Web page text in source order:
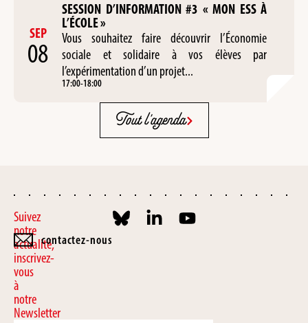
SEP
08
SESSION D’INFORMATION #3 « MON ESS À
L’ÉCOLE »
Vous souhaitez faire découvrir l’Économie
sociale et solidaire à vos élèves par
l’expérimentation d’un projet...
17:00-18:00
Tout l'agenda
Suivez
notre
actualité,
inscrivez-
vous
à
notre
Newsletter
contactez-nous